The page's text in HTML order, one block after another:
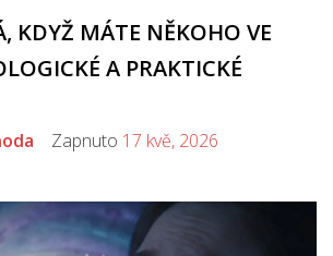
KDYŽ MÁTE NĚKOHO VE
A PRAKTICKÉ
Zapnuto 17 kvě, 2026